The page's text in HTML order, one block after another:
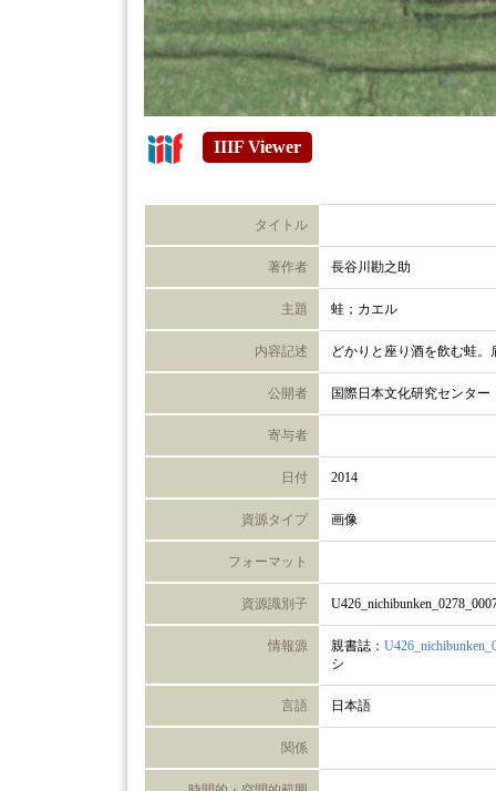
IIIF Viewer
タイトル
著作者 長谷川勘之助
主題 蛙；カエル
内容記述 どかりと座り酒を飲む蛙
公開者 国際日本文化研究センター
寄与者
日付 2014
資源タイプ 画像
フォーマット
資源識別子
情報源 親書誌：
シ
言語 日本語
関係